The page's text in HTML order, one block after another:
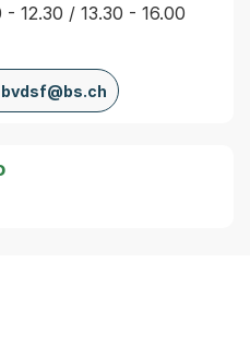
12.30 / 13.30 - 16.00
bvdsf@bs.ch